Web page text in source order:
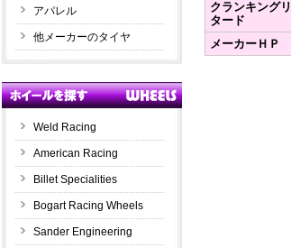
アパレル
他メーカーのタイヤ
Weld Racing
American Racing
Billet Specialities
Bogart Racing Wheels
Sander Engineering
クランキングリ
タード
メーカーＨＰ